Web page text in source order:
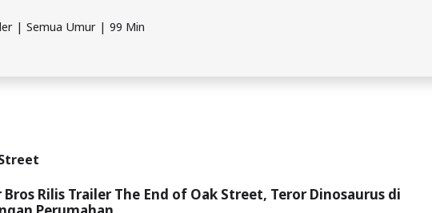
| Semua Umur | 99 Min
Bros Rilis Trailer The End of Oak Street, Teror Dinosaurus di